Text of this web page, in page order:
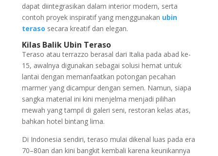
dapat diintegrasikan dalam interior modern, serta
contoh proyek inspiratif yang menggunakan ubin
teraso secara kreatif dan elegan.
Kilas Balik Ubin Teraso
Teraso atau terrazzo berasal dari Italia pada abad ke-
15, awalnya digunakan sebagai solusi hemat untuk
lantai dengan memanfaatkan potongan pecahan
marmer yang dicampur dengan semen. Namun, siapa
sangka material ini kini menjelma menjadi pilihan
mewah yang tampil di galeri seni, restoran kelas atas,
bahkan hotel bintang lima.
Di Indonesia sendiri, teraso mulai dikenal luas pada era
70–80an dan kini bangkit kembali karena keunikannya